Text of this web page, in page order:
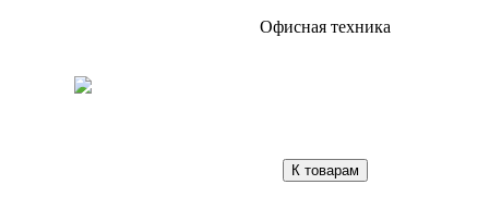
Офисная техника
К товарам